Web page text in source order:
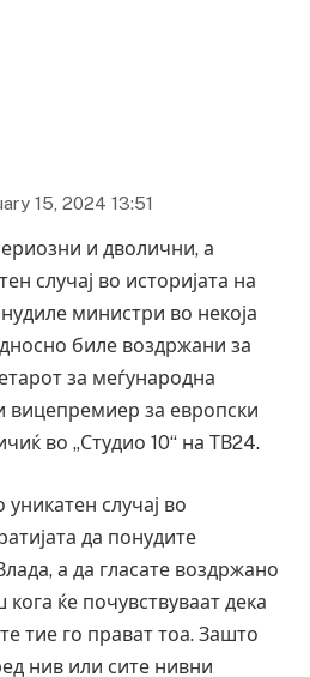
15, 2024 13:51
и дволични, а
случај во историјата на
министри во некоја
биле воздржани за
за меѓународна
вицепремиер за европски
во „Студио 10“ на ТВ24.
случај во
да понудите
а да гласате воздржано
ќе почувствуваат дека
тие го прават тоа. Зашто
нив или сите нивни